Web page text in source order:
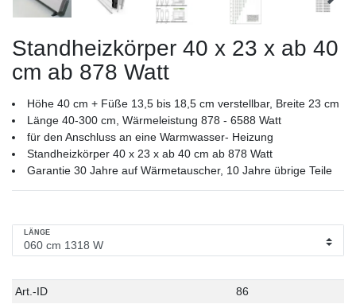
Standheizkörper 40 x 23 x ab 40
cm ab 878 Watt
Höhe 40 cm + Füße 13,5 bis 18,5 cm verstellbar, Breite 23 cm
Länge 40-300 cm, Wärmeleistung 878 - 6588 Watt
für den Anschluss an eine Warmwasser- Heizung
Standheizkörper 40 x 23 x ab 40 cm ab 878 Watt
Garantie 30 Jahre auf Wärmetauscher, 10 Jahre übrige Teile
LÄNGE
Technisches
Wert
Art.-ID 86